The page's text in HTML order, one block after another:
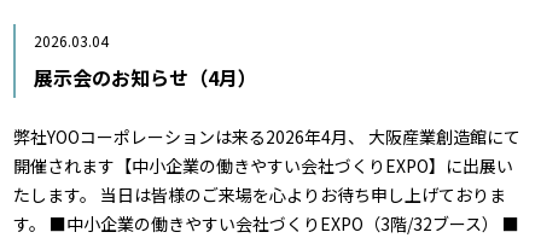
2026.03.04
展示会のお知らせ（4月）
弊社YOOコーポレーションは来る2026年4月、 大阪産業創造館にて
開催されます【中小企業の働きやすい会社づくりEXPO】に出展い
たします。 当日は皆様のご来場を心よりお待ち申し上げておりま
す。 ■中小企業の働きやすい会社づくりEXPO（3階/32ブース） ■